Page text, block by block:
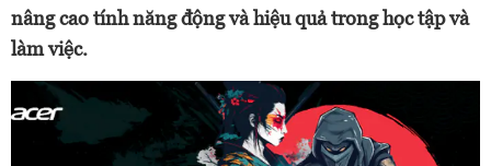
nâng cao tính năng động và hiệu quả trong học tập và
làm việc.